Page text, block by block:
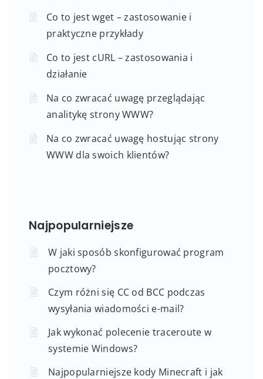
Co to jest wget – zastosowanie i
praktyczne przykłady
Co to jest cURL – zastosowania i
działanie
Na co zwracać uwagę przeglądając
analitykę strony WWW?
Na co zwracać uwagę hostując strony
WWW dla swoich klientów?
Najpopularniejsze
W jaki sposób skonfigurować program
pocztowy?
Czym różni się CC od BCC podczas
wysyłania wiadomości e-mail?
Jak wykonać polecenie traceroute w
systemie Windows?
Najpopularniejsze kody Minecraft i jak